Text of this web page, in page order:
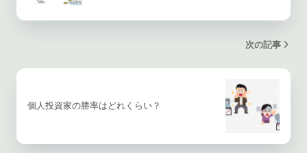
次の記事
個人投資家の勝率はどれくらい？